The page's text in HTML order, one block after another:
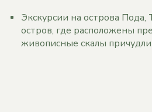
Экскурсии на острова Пода,
остров, где расположены
живописные скалы